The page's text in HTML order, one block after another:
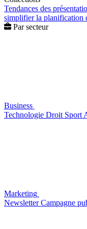
Tendances des
simplifier la planification
Par secteur
Business
Technologie Droit Sport
Marketing
Newsletter Campagne